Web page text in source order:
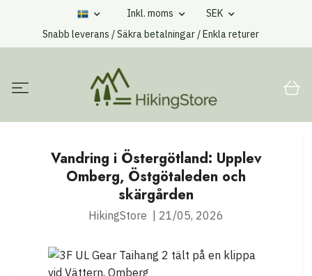
Inkl. moms
SEK
Snabb leverans / Säkra betalningar / Enkla returer
Vandring i Östergötland: Upplev
Omberg, Östgötaleden och
skärgården
HikingStore 21/05, 2026